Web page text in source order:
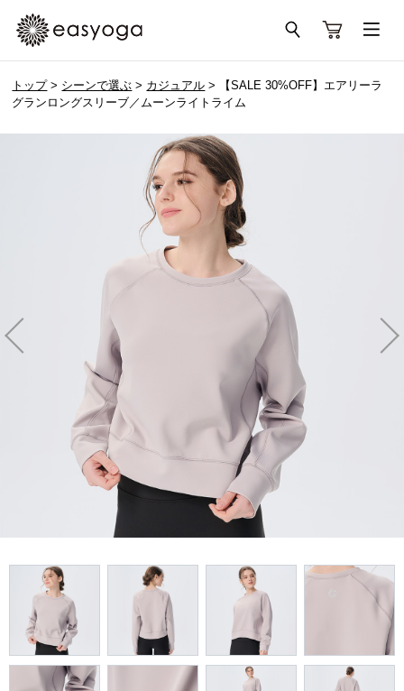
トップ> シーンで選ぶ > カジュアル > 【SALE 30%OFF】エアリーラ
グランロングスリーブ／ムーンライトライム